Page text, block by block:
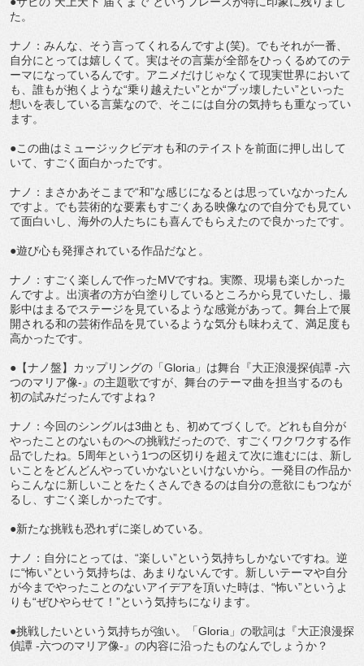
た。
ナノ：みんな、そう言ってくれるんですよ(笑)。でもそれが一番、
自分にとっては嬉しくて。実はその言葉が全部をひっくるめてのテ
ーマになっているんです。アニメだけじゃなくて現実世界において
も、誰もが抱くような“乗り越えたい”とか“ブッ壊したい”といった
想いを表している言葉なので、そこには自分の気持ちも重なってい
ます。
●この曲はミュージックビデオも和のテイストを前面に押し出して
いて、すごく面白かったです。
ナノ：まさかあそこまで“和”な感じになるとは思っていなかったん
ですよ。でも芸術的な要素もすごくある映像なので自分でも見てい
て面白いし、海外の人たちにも喜んでもらえたので良かったです。
●遊び心も発揮されている作品だなと。
ナノ：すごく楽しんで作ったMVですね。実際、現場も楽しかった
んですよ。出演者の方が白塗りしているところから見ていたし、撮
影中はまるでステージを見ているような感覚があって。舞台上で展
開される和の芸術作品を見ているような気分も味わえて、満足度も
高かったです。
●【ナノ盤】カップリングの「Gloria」は舞台『大正浪漫探偵譚 -六
つのマリア像-』の主題歌ですが、舞台のテーマ曲を担当するのも
初の試みだったんですよね？
ナノ：今回のシングルは3曲とも、初めてづくしで。どれも自分が
やったことのないものへの挑戦だったので、すごくワクワクする作
品でしたね。5周年という1つの区切りを超えて次に進むには、新し
いことをどんどんやっていかないといけないから。一発目の作品か
らこんなに新しいことをたくさんできるのは自分の意欲にもつなが
るし、すごく楽しかったです。
●新たな挑戦も恐れずに楽しめている。
ナノ：自分にとっては、“楽しい”という気持ちしかないですね。逆
に“怖い”という気持ちは、あまりないんです。新しいテーマや自分
が今までやったことのないアイデアを頂いた時は、“怖い”というよ
りも“ぜひやらせて！”という気持ちになります。
●挑戦したいという気持ちが強い。「Gloria」の歌詞は『大正浪漫探
偵譚 -六つのマリア像-』の内容に沿ったものなんでしょうか？